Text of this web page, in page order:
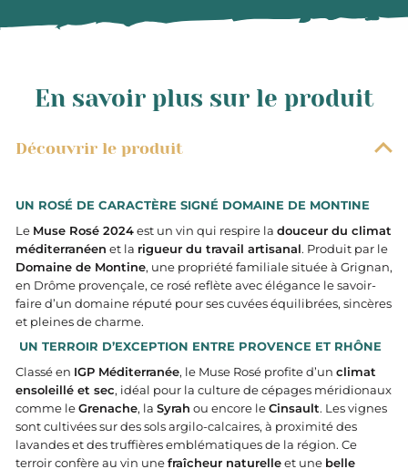
En savoir plus sur le produit
Découvrir le produit
UN ROSÉ DE CARACTÈRE SIGNÉ DOMAINE DE MONTINE
Le Muse Rosé 2024est un vin qui respire la douceur du climat
méditerranéen et la rigueur du travail artisanal. Produit par le
Domaine de Montine, une propriété familiale située à Grignan,
en Drôme provençale, ce rosé reflète avec élégance le savoir-
faire d’un domaine réputé pour ses cuvées équilibrées, sincères
et pleines de charme.
UN TERROIR D’EXCEPTION ENTRE PROVENCE ET RHÔNE
Classé en IGP Méditerranée, le Muse Rosé profite d’un climat
ensoleillé et sec, idéal pour la culture de cépages méridionaux
comme leGrenache, la Syrah ou encore leCinsault. Les vignes
sont cultivées sur des sols argilo-calcaires, à proximité des
lavandes et des truffières emblématiques de la région. Ce
terroir confère au vin unefraîcheur naturelleet une belle